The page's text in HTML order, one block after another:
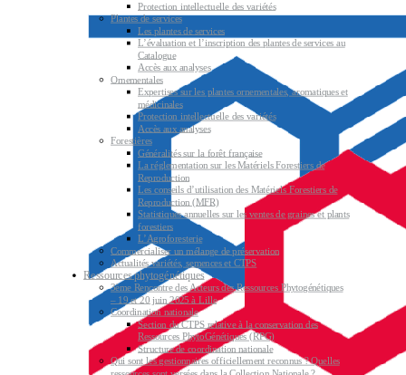
Protection intellectuelle des variétés
Plantes de services
Les plantes de services
L’évaluation et l’inscription des plantes de services au
Catalogue
Accès aux analyses
Ornementales
Expertises sur les plantes ornementales, aromatiques et
médicinales
Protection intellectuelle des variétés
Accès aux analyses
Forestières
Généralités sur la forêt française
La réglementation sur les Matériels Forestiers de
Reproduction
Les conseils d’utilisation des Matériels Forestiers de
Reproduction (MFR)
Statistiques annuelles sur les ventes de graines et plants
forestiers
L’Agroforesterie
Commercialiser un mélange de préservation
Actualités variétés, semences et CTPS
Ressources phytogénétiques
3ème Rencontre des Acteurs des Ressources Phytogénétiques
– 19 et 20 juin 2025 à Lille
Coordination nationale
Section du CTPS relative à la conservation des
Ressources PhytoGénétiques (RPG)
Structure de coordination nationale
Qui sont les gestionnaires officiellement reconnus ? Quelles